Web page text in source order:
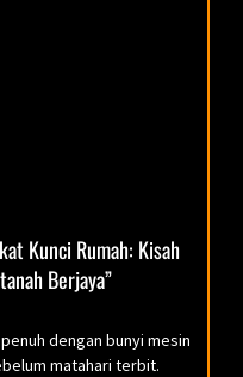
Kunci Rumah: Kisah
Berjaya”
dengan bunyi mesin
matahari terbit.